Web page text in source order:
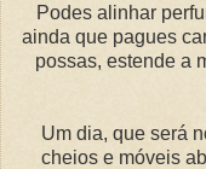
Podes alinhar
ainda que pagues
possas, estende a
Um dia, que será
cheios e móveis